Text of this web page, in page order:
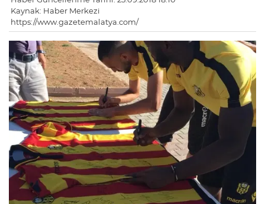
Kaynak: Haber Merkezi
https://www.gazetemalatya.com/